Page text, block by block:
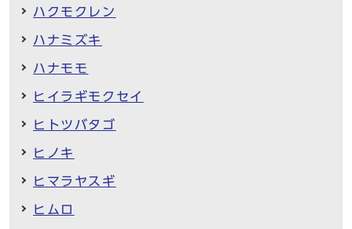
ハクモクレン
ハナミズキ
ハナモモ
ヒイラギモクセイ
ヒトツバタゴ
ヒノキ
ヒマラヤスギ
ヒムロ